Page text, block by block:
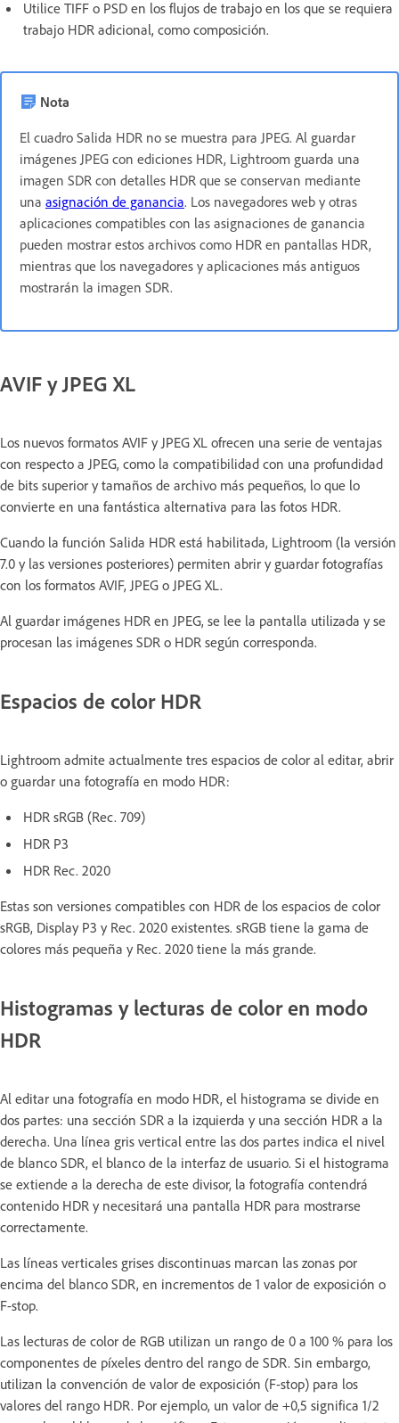
Utilice TIFF o PSD en los flujos de trabajo en los que se requiera
trabajo HDR adicional, como composición.
Nota
El cuadro Salida HDR no se muestra para JPEG. Al guardar
imágenes JPEG con ediciones HDR, Lightroom guarda una
imagen SDR con detalles HDR que se conservan mediante
una asignación de ganancia. Los navegadores web y otras
aplicaciones compatibles con las asignaciones de ganancia
pueden mostrar estos archivos como HDR en pantallas HDR,
mientras que los navegadores y aplicaciones más antiguos
mostrarán la imagen SDR.
AVIF y JPEG XL
Los nuevos formatos AVIF y JPEG XL ofrecen una serie de ventajas
con respecto a JPEG, como la compatibilidad con una profundidad
de bits superior y tamaños de archivo más pequeños, lo que lo
convierte en una fantástica alternativa para las fotos HDR.
Cuando la función Salida HDR está habilitada, Lightroom (la versión
7.0 y las versiones posteriores) permiten abrir y guardar fotografías
con los formatos AVIF, JPEG o JPEG XL.
Al guardar imágenes HDR en JPEG, se lee la pantalla utilizada y se
procesan las imágenes SDR o HDR según corresponda.
Espacios de color HDR
Lightroom admite actualmente tres espacios de color al editar, abrir
o guardar una fotografía en modo HDR:
HDR sRGB (Rec. 709)
HDR P3
HDR Rec. 2020
Estas son versiones compatibles con HDR de los espacios de color
sRGB, Display P3 y Rec. 2020 existentes. sRGB tiene la gama de
colores más pequeña y Rec. 2020 tiene la más grande.
Histogramas y lecturas de color en modo
HDR
Al editar una fotografía en modo HDR, el histograma se divide en
dos partes: una sección SDR a la izquierda y una sección HDR a la
derecha. Una línea gris vertical entre las dos partes indica el nivel
de blanco SDR, el blanco de la interfaz de usuario. Si el histograma
se extiende a la derecha de este divisor, la fotografía contendrá
contenido HDR y necesitará una pantalla HDR para mostrarse
correctamente.
Las líneas verticales grises discontinuas marcan las zonas por
encima del blanco SDR, en incrementos de 1 valor de exposición o
F-stop.
Las lecturas de color de RGB utilizan un rango de 0 a 100 % para los
componentes de píxeles dentro del rango de SDR. Sin embargo,
utilizan la convención de valor de exposición (F-stop) para los
valores del rango HDR. Por ejemplo, un valor de +0,5 significa 1/2